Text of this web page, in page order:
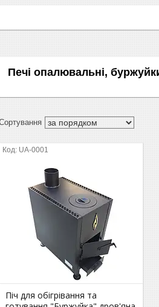
Печі опалювальні,
UA-0001
Піч для обігрівання та